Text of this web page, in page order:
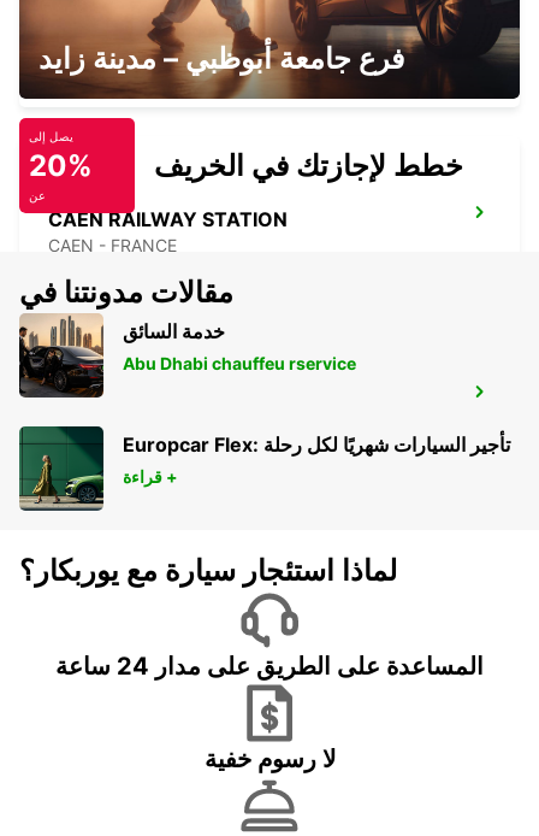
AVRANCHES
ST SENIER SOUS AVRANCHES - FRANCE
CAEN RAILWAY STATION
CAEN - FRANCE
CHERBOURG
CHERBOURG - FRANCE
فرع جامعة أبوظبي – مدينة زايد
يصل إلى
20%
عن
خطط لإجازتك في الخريف
مقالات مدونتنا في
خدمة السائق
Abu Dhabi chauffeu rservice
Europcar Flex: تأجير السيارات شهريًا لكل رحلة
قراءة +
لماذا استئجار سيارة مع يوربكار؟
المساعدة على الطريق على مدار 24 ساعة
لا رسوم خفية